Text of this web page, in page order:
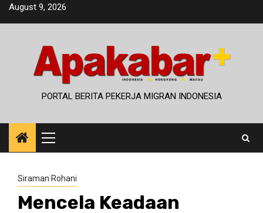
SkipAugust 9, 2026
PORTAL BERITA PEKERJA MIGRAN INDONESIA
Primary
Menu
Siraman Rohani
Mencela Keadaan